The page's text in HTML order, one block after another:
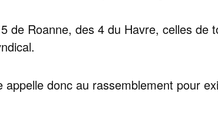
de Roanne, des 4 du Havre, celles de
donc au rassemblement pour